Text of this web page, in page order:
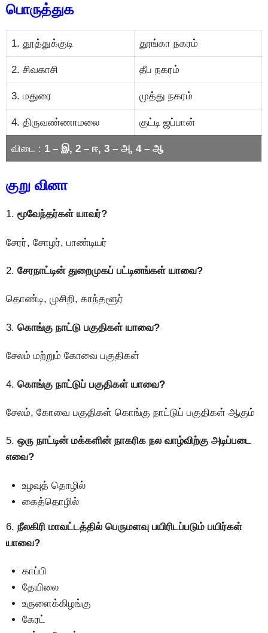
பொருத்துக
1. தூத்துக்குடி தூங்கா நகரம்
2. சிவகாசி தீப நகரம்
3. மதுரை முத்து நகரம்
4. திருவண்ணாமலை குட்டி ஜப்பான்
விடை : 1 – இ, 2 – ஈ, 3 – அ, 4 – ஆ
குறு வினா
1. மூவேந்தர்கள் யாவர்?
சேரர், சோழர், பாண்டியர்
2. சேரநாட்டின் துறைமுகப் பட்டினங்கள் யாவை?
தொண்டி, முசிறி, காந்தளூர்
3. கொங்கு நாட்டு பகுதிகள் யாவை?
சேலம் மற்றும் கோவை பகுதிகள்
4. கொங்கு நாட்டுப் பகுதிகள் யாவை?
சேலம், கோவை பகுதிகள் கொங்கு நாட்டுப் பகுதிகள் ஆகும்
5. ஒரு நாட்டின் மக்களின் நாகரிக நல வாழ்விற்கு அடிப்படை
எவை?
உழவுத் தொழில்
கைத்தொழில்
6. நீலகிரி மாவட்டத்தில் பெருமளவு பயிரிடப்படும் பயிர்கள்
யாவை?
காப்பி
தேயிலை
உருளைக்கிழங்கு
கேரட்